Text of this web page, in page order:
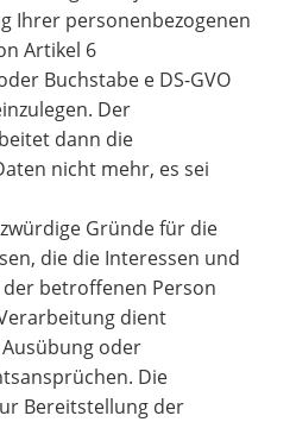
Ihrer personenbezogenen
Artikel 6
Buchstabe e DS-GVO
Der
dann die
nicht mehr, es sei
Gründe für die
die die Interessen und
betroffenen Person
dient
oder
Die
Bereitstellung der